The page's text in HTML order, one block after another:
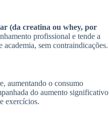
(da creatina ou whey, por
profissional e tende a
academia, sem contraindicações.
aumentando o consumo
do aumento significativo
exercícios.